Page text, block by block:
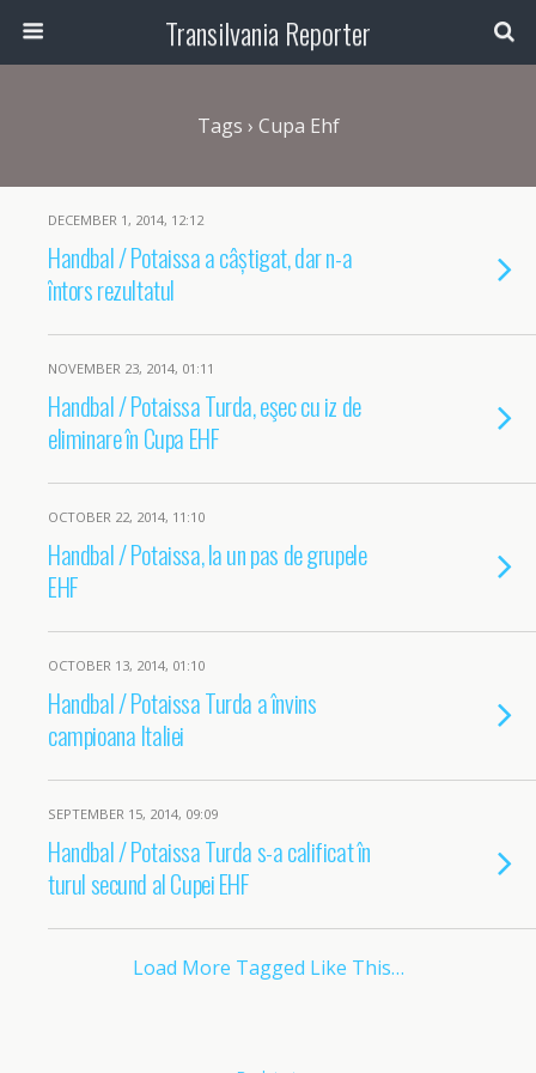
Transilvania Reporter
Tags › Cupa Ehf
DECEMBER 1, 2014, 12:12
Handbal / Potaissa a câștigat, dar n-a
întors rezultatul
NOVEMBER 23, 2014, 01:11
Handbal / Potaissa Turda, eşec cu iz de
eliminare în Cupa EHF
OCTOBER 22, 2014, 11:10
Handbal / Potaissa, la un pas de grupele
EHF
OCTOBER 13, 2014, 01:10
Handbal / Potaissa Turda a învins
campioana Italiei
SEPTEMBER 15, 2014, 09:09
Handbal / Potaissa Turda s-a calificat în
turul secund al Cupei EHF
Load More Tagged Like This…